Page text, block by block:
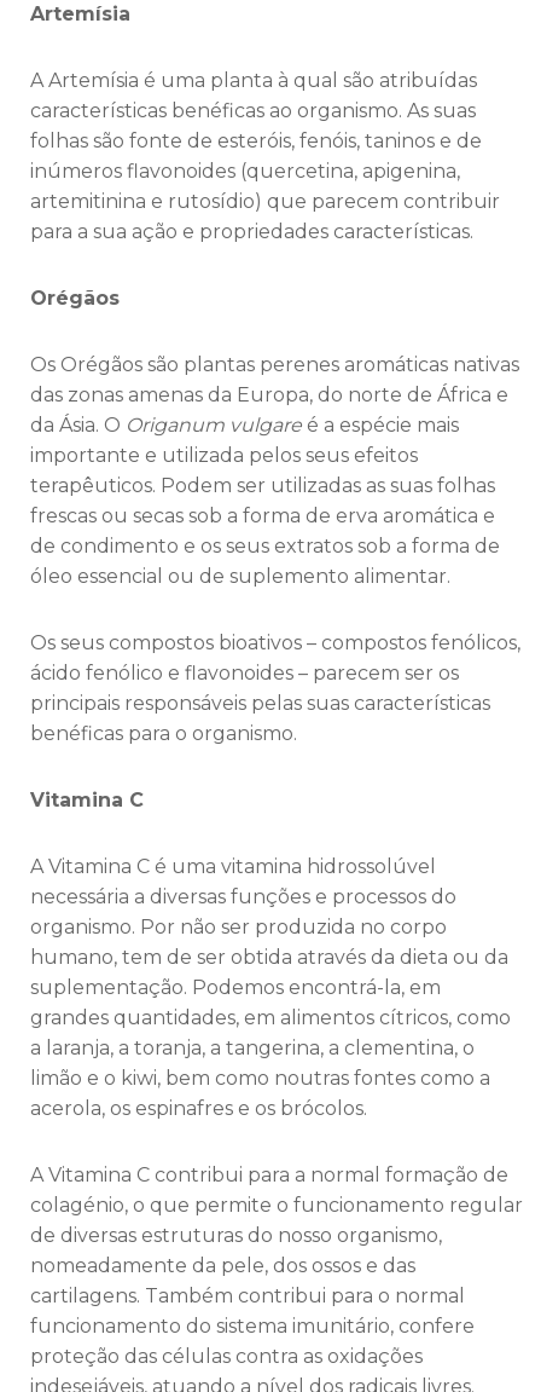
Artemísia
A Artemísia é uma planta à qual são atribuídas
características benéficas ao organismo. As suas
folhas são fonte de esteróis, fenóis, taninos e de
inúmeros flavonoides (quercetina, apigenina,
artemitinina e rutosídio) que parecem contribuir
para a sua ação e propriedades características.
Orégãos
Os Orégãos são plantas perenes aromáticas nativas
das zonas amenas da Europa, do norte de África e
da Ásia. O Origanum vulgare é a espécie mais
importante e utilizada pelos seus efeitos
terapêuticos. Podem ser utilizadas as suas folhas
frescas ou secas sob a forma de erva aromática e
de condimento e os seus extratos sob a forma de
óleo essencial ou de suplemento alimentar.
Os seus compostos bioativos – compostos fenólicos,
ácido fenólico e flavonoides – parecem ser os
principais responsáveis pelas suas características
benéficas para o organismo.
Vitamina C
A Vitamina C é uma vitamina hidrossolúvel
necessária a diversas funções e processos do
organismo. Por não ser produzida no corpo
humano, tem de ser obtida através da dieta ou da
suplementação. Podemos encontrá-la, em
grandes quantidades, em alimentos cítricos, como
a laranja, a toranja, a tangerina, a clementina, o
limão e o kiwi, bem como noutras fontes como a
acerola, os espinafres e os brócolos.
A Vitamina C contribui para a normal formação de
colagénio, o que permite o funcionamento regular
de diversas estruturas do nosso organismo,
nomeadamente da pele, dos ossos e das
cartilagens. Também contribui para o normal
funcionamento do sistema imunitário, confere
proteção das células contra as oxidações
indesejáveis, atuando a nível dos radicais livres.